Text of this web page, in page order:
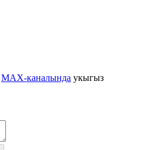
MAX-каналында укыгыз